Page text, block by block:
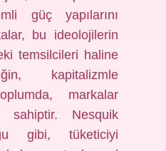
güç yapılarını
bu ideolojilerin
temsilcileri haline
kapitalizmle
markalar
Nesquik
gibi, tüketiciyi